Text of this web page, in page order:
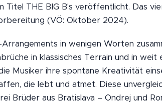
Titel THE BIG B's veröffentlicht. Das
(VÖ: Oktober 2024).
in wenigen Worten
in klassisches Terrain und in
Musiker ihre spontane Kreativität
die lebt und atmet. Diese
Brüder aus Bratislava – Ondrej und